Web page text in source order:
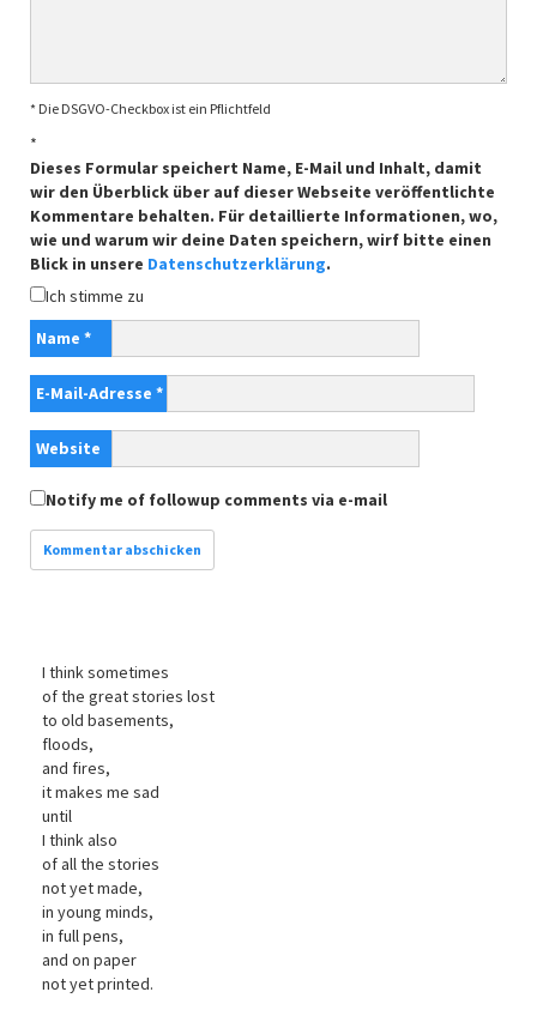
* Die DSGVO-Checkbox ist ein Pflichtfeld
*
Dieses Formular speichert Name, E-Mail und Inhalt, damit
wir den Überblick über auf dieser Webseite veröffentlichte
Kommentare behalten. Für detaillierte Informationen, wo,
wie und warum wir deine Daten speichern, wirf bitte einen
Blick in unsere Datenschutzerklärung.
Ich stimme zu
Name *
E-Mail-Adresse *
Website
Notify me of followup comments via e-mail
I think sometimes
of the great stories lost
to old basements,
floods,
and fires,
it makes me sad
until
I think also
of all the stories
not yet made,
in young minds,
in full pens,
and on paper
not yet printed.